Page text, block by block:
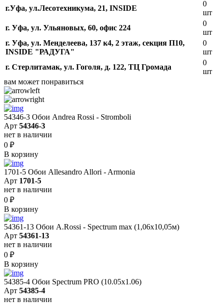
г.Уфа, ​ул.Лесотехникума, 21, INSIDE
0
шт
г. Уфа, ул. Ульяновых, 60, офис 224
0
шт
г. Уфа, ул. Менделеева, 137 к4, ​2 этаж, секция П10,
INSIDE "РАДУГА"
0
шт
г. Стерлитамак, ул. Гоголя, д. 122, ТЦ Громада
0
шт
вам может понравиться
54346-3 Обои Andrea Rossi - Stromboli
Арт 54346-3
нет в наличии
0 ₽
В корзину
1701-5 Обои Allesandro Allori - Armonia
Арт 1701-5
нет в наличии
0 ₽
В корзину
54361-13 Обои A.Rossi - Spectrum max (1,06x10,05м)
Арт 54361-13
нет в наличии
0 ₽
В корзину
54385-4 Обои Spectrum PRO (10.05х1.06)
Арт 54385-4
нет в наличии